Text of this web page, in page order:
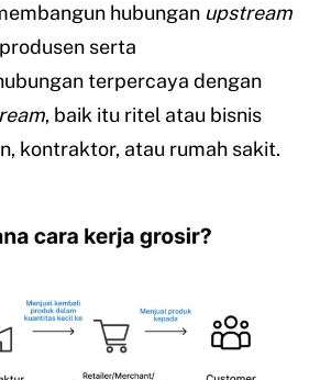
hubungan upstream
serta
terpercaya dengan
, baik itu ritel atau bisnis
kontraktor, atau rumah sakit.